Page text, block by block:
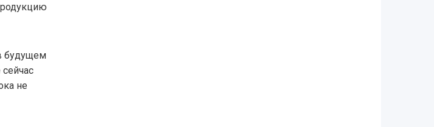
будущем
не